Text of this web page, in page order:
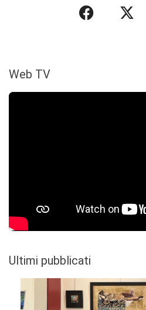
Web TV
Ultimi pubblicati